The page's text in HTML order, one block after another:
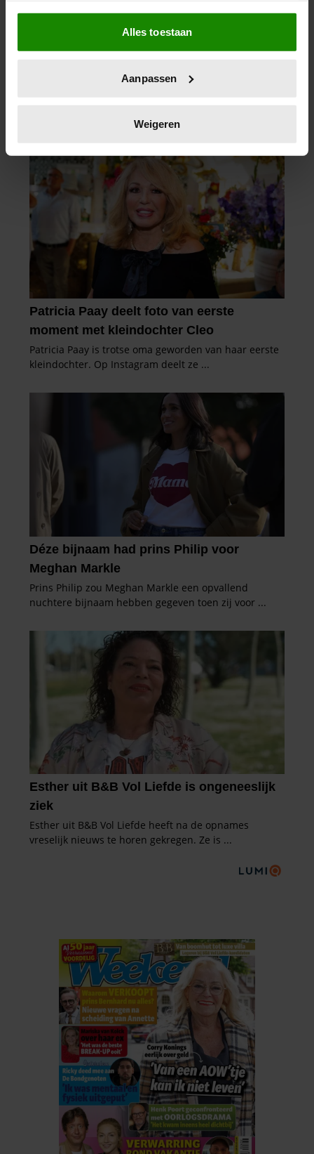
Als u het toestaat, willen we ook graag:
Informatie verzamelen over uw geografische
locatie, die tot een paar meter nauwkeurig kan zijn
scannen op specifieke eigenschappen (fingerprinting)
verwerkt en stel uw voorkeuren in het
intrekken in de Cookieverklaring.
We gebruiken cookies om content en advertenties te
personaliseren, om functies voor social media te bieden
en om ons websiteverkeer te analyseren. Ook delen we
informatie over uw gebruik van onze site met onze
partners voor social media, adverteren en analyse. Deze
partners kunnen deze gegevens combineren met andere
informatie die u aan ze heeft verstrekt of die ze hebben
verzameld op basis van uw gebruik van hun services. U
gaat akkoord met onze cookies als u onze website blijft
Alles toestaan
Aanpassen
Weigeren